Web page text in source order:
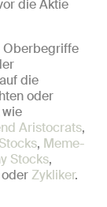
die Aktie
Oberbegriffe
die
oder
Aristocrats,
, Meme-
Stocks,
oderZykliker.